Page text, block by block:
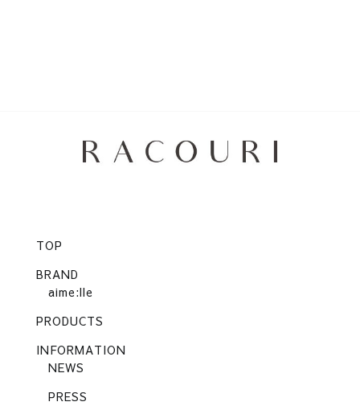
TOP
BRAND
aime:lle
PRODUCTS
INFORMATION
NEWS
PRESS